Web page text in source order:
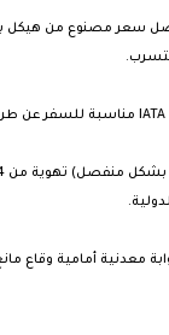
سعر مصنوع من هيكل
معدنية أمامية وقاع